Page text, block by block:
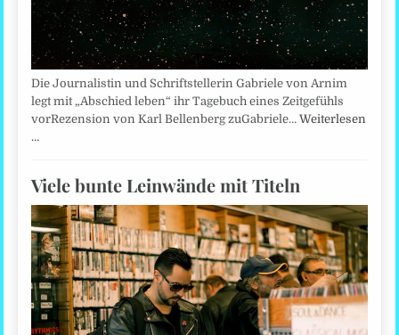
Die Journalistin und Schriftstellerin Gabriele von Arnim
legt mit „Abschied leben“ ihr Tagebuch eines Zeitgefühls
vorRezension von Karl Bellenberg zuGabriele…Weiterlesen
…
Viele bunte Leinwände mit Titeln